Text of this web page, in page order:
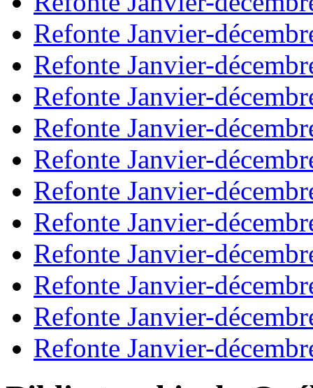
Refonte Janvier-
Refonte Janvier-
Refonte Janvier-
Refonte Janvier-
Refonte Janvier-
Refonte Janvier-
Refonte Janvier-
Refonte Janvier-
Refonte Janvier-
Refonte Janvier-
Refonte Janvier-